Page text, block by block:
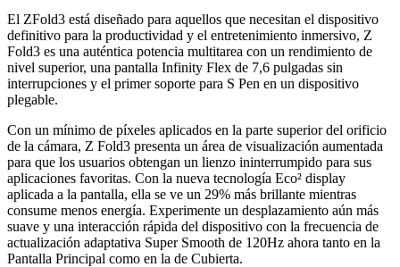
El ZFold3 está diseñado para aquellos que necesitan el dispositivo
definitivo para la productividad y el entretenimiento inmersivo, Z
Fold3 es una auténtica potencia multitarea con un rendimiento de
nivel superior, una pantalla Infinity Flex de 7,6 pulgadas sin
interrupciones y el primer soporte para S Pen en un dispositivo
plegable.
Con un mínimo de píxeles aplicados en la parte superior del orificio
de la cámara, Z Fold3 presenta un área de visualización aumentada
para que los usuarios obtengan un lienzo ininterrumpido para sus
aplicaciones favoritas. Con la nueva tecnología Eco² display
aplicada a la pantalla, ella se ve un 29% más brillante mientras
consume menos energía. Experimente un desplazamiento aún más
suave y una interacción rápida del dispositivo con la frecuencia de
actualización adaptativa Super Smooth de 120Hz ahora tanto en la
Pantalla Principal como en la de Cubierta.